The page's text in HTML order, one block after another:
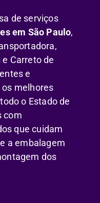
de serviços
em São Paulo,
Carreto de
e
melhores
o Estado de
com
que cuidam
a embalagem
dos